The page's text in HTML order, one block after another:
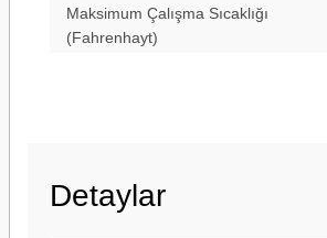
Maksimum Çalışma Sıcaklığı
(Fahrenhayt)
Minimum Çalışma Sıcaklığı (Santigrat)
Detaylar